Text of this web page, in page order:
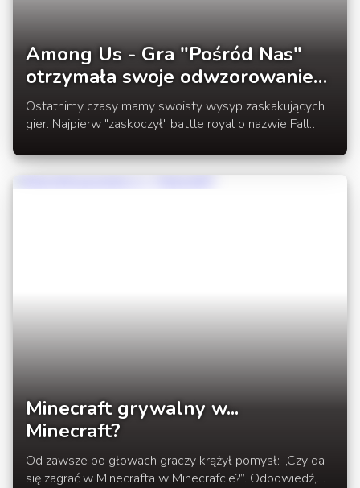
Among Us - Gra "Pośród Nas"
otrzymała swoje odwzorowanie
w Minecraft
Ostatnimy czasy mamy swoisty wysyp zaskakujących
gier. Najpierw "zaskoczył" battle royal o nazwie Fall
Us.
Minecraft grywalny w...
Minecraft?
Od zawsze po głowach graczy krążył pomysł: „Czy da
się zagrać w Minecrafta w Minecrafcie?”. Odpowiedź,